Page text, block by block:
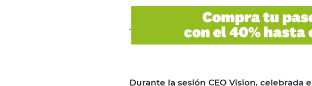
Durante la sesión CEO Vision, celebrada